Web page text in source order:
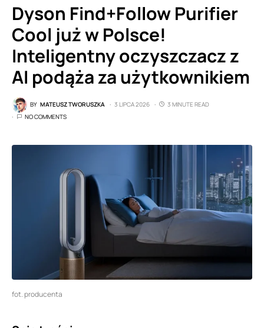
Dyson Find+Follow Purifier
Cool już w Polsce!
Inteligentny oczyszczacz z
AI podąża za użytkownikiem
BY MATEUSZ TWORUSZKA 3 LIPCA 2026
3 MINUTE READ
NO COMMENTS
fot. producenta